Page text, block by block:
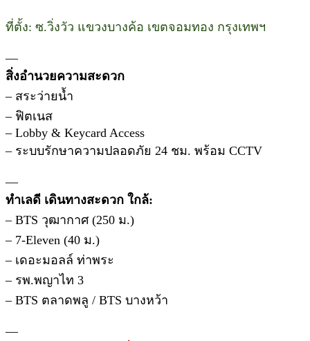
ที่ตั้ง: ซ.วิ่งวัว แขวงบางค้อ เขตจอมทอง กรุงเทพฯ
—
สิ่งอำนวยความสะดวก
– สระว่ายน้ำ
– ฟิตเนส
– Lobby & Keycard Access
– ระบบรักษาความปลอดภัย 24 ชม. พร้อม CCTV
—
ทำเลดี เดินทางสะดวก ใกล้:
– BTS วุฒากาศ (250 ม.)
– 7-Eleven (40 ม.)
– เดอะมอลล์ ท่าพระ
– รพ.พญาไท 3
– BTS ตลาดพลู / BTS บางหว้า
—